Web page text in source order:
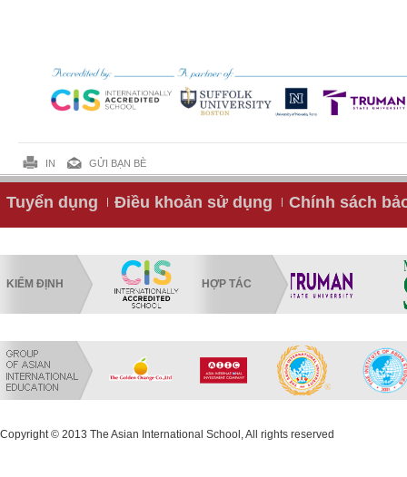
IN GỬI BẠN BÈ
Tuyển dụng Điều khoản sử dụng Chính sách
KIỂM ĐỊNH HỢP TÁC
Copyright © 2013 The Asian International School, All rights reserved